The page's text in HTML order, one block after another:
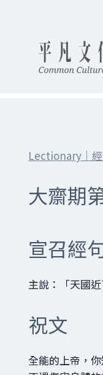
Lectionary｜
大齋期
宣召經
主說：「天國
祝文
全能的上帝，